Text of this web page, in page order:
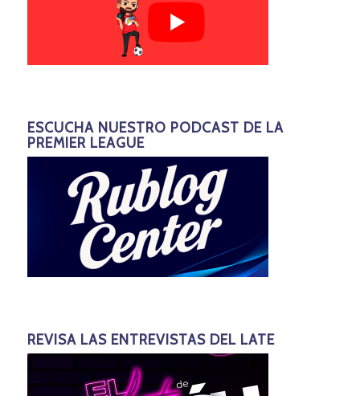
ESCUCHA NUESTRO PODCAST DE LA
PREMIER LEAGUE
REVISA LAS ENTREVISTAS DEL LATE